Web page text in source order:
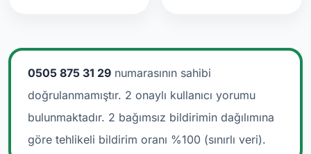
0505 875 31 29 numarasının sahibi
doğrulanmamıştır. 2 onaylı kullanıcı yorumu
bulunmaktadır. 2 bağımsız bildirimin dağılımına
göre tehlikeli bildirim oranı %100 (sınırlı veri).